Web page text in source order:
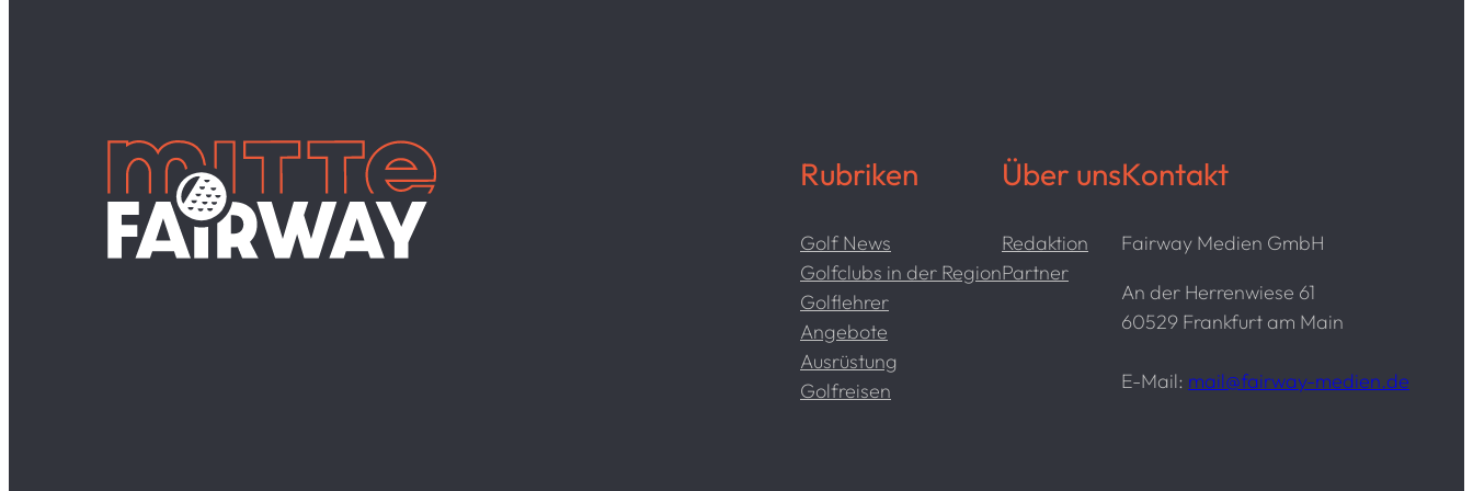
Rubriken
Golf News
Golfclubs in der Region
Golflehrer
Angebote
Ausrüstung
Golfreisen
Über uns
Redaktion
Partner
Kontakt
Fairway Medien GmbH
An der Herrenwiese 61
60529 Frankfurt am Main
E-Mail: mail@fairway-medien.de